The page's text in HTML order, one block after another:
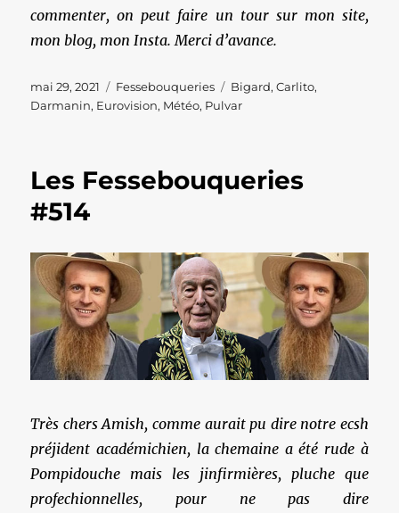
commenter, on peut faire un tour sur mon site,
mon blog, mon Insta. Merci d’avance.
Publié
le
mai 29, 2021 Catégories
Fessebouqueries Étiquettes
Bigard,Carlito,
Darmanin, Eurovision, Météo, Pulvar
Les Fessebouqueries
#514
Très chers Amish, comme aurait pu dire notre ecsh
préjident académichien, la chemaine a été rude à
Pompidouche mais les jinfirmières, pluche que
profechionnelles, pour ne pas dire